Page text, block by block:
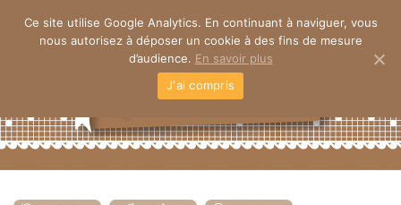
Ce site utilise Google Analytics. En continuant à naviguer, vous
nous autorisez à déposer un cookie à des fins de mesure
d’audience. En savoir plus
J'ai compris